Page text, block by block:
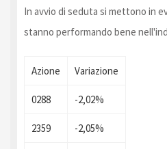
In avvio di seduta si mettono in
stanno performando bene
Azione Variazione
0288 -2,02%
2359 -2,05%